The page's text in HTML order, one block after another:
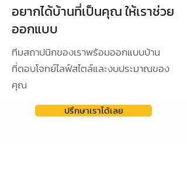
อยากได้บ้านที่เป็นคุณ ให้เราช่วย
ออกแบบ
ทีมสถาปนิกของเราพร้อมออกแบบบ้าน
ที่ตอบโจทย์ไลฟ์สไตล์และงบประมาณของ
คุณ
ปรึกษาเราได้เลย